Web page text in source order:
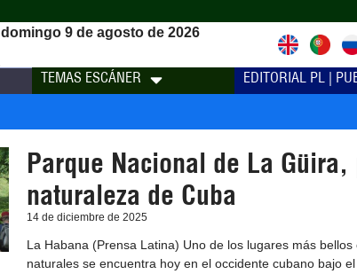
domingo 9 de agosto de 2026
TEMAS ESCÁNER EDITORIAL PL |
Parque Nacional de La Güira,
naturaleza de Cuba
14 de diciembre de 2025
La Habana (Prensa Latina) Uno de los lugares más
naturales se encuentra hoy en el occidente cubano bajo